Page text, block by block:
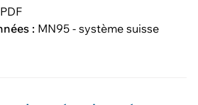
: MN95 - système suisse